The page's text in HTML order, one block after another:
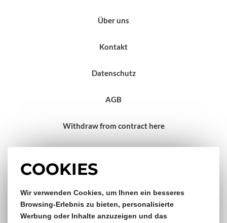
COOKIES
Wir verwenden Cookies, um Ihnen ein besseres
Browsing-Erlebnis zu bieten, personalisierte
Werbung oder Inhalte anzuzeigen und das
Über uns
Kontakt
Datenschutz
AGB
Withdraw from contract here
Gratis Versand & Rückversand
ab €150,- Bestellwert